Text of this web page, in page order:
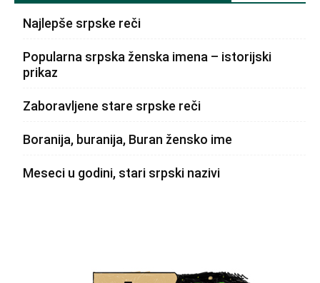
Najlepše srpske reči
Popularna srpska ženska imena – istorijski
prikaz
Zaboravljene stare srpske reči
Boranija, buranija, Buran žensko ime
Meseci u godini, stari srpski nazivi